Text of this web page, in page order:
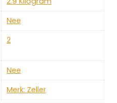
‎Nee
‎2
‎Nee
Merk: Zeller